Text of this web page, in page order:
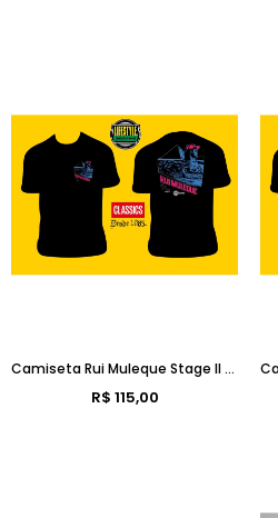
Camiseta Rui Muleque Stage II - Old School [ LANÇAMENTO ]
R$ 115,00